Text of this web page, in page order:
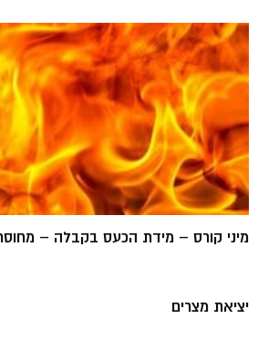
מיני קורס – מידת הכעס בקבלה –
יציאת מצרים